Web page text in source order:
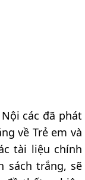
các đã phát
về Trẻ em và
tài liệu chính
sách trắng, sẽ